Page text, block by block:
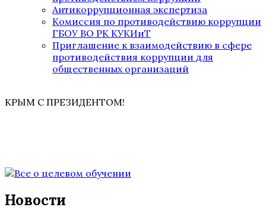
Антикоррупционная экспертиза
Комиссия по противодействию коррупции
ГБОУ ВО РК КУКИиТ
Приглашение к взаимодействию в сфере
противодействия коррупции для
общественных организаций
КРЫМ С ПРЕЗИДЕНТОМ!
Новости